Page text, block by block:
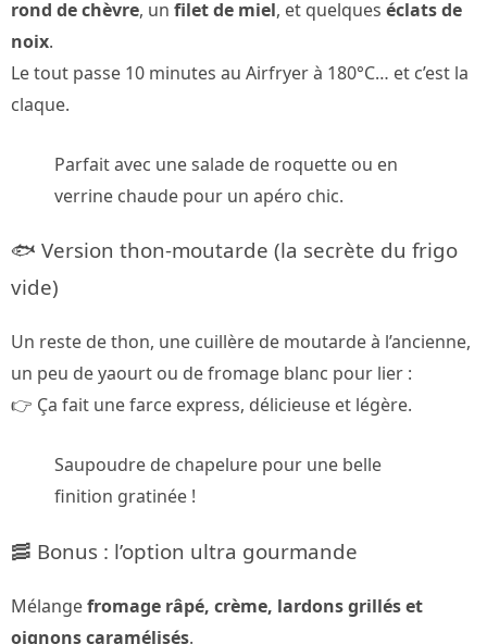
rond de chèvre, un filet de miel, et quelques éclats de
noix.
Le tout passe 10 minutes au Airfryer à 180°C… et c’est la
claque.
Parfait avec une salade de roquette ou en
verrine chaude pour un apéro chic.
🐟 Version thon-moutarde (la secrète du frigo
vide)
Un reste de thon, une cuillère de moutarde à l’ancienne,
un peu de yaourt ou de fromage blanc pour lier :
👉 Ça fait une farce express, délicieuse et légère.
Saupoudre de chapelure pour une belle
finition gratinée !
🥓 Bonus : l’option ultra gourmande
Mélangefromage râpé, crème, lardons grillés et
oignons caramélisés.